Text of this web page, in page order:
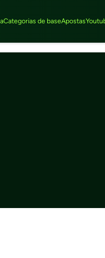
Categorias de baseApostas